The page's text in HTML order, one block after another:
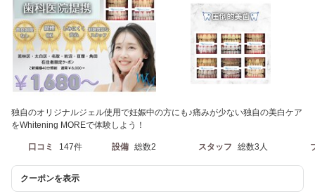
独自のオリジナルジェル使用で妊娠中の方にも♪痛みが少ない独自の美白ケア
をWhitening MOREで体験しよう！
口コミ 147件 設備 総数2 スタッフ 総数3人
クーポンを表示